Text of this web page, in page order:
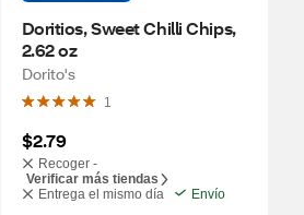
Doritios, Sweet Chilli Chips,
2.62 oz
Dorito's
1
$2.79
Recoger -
Verificar más tiendas
Entrega el mismo día
Envío